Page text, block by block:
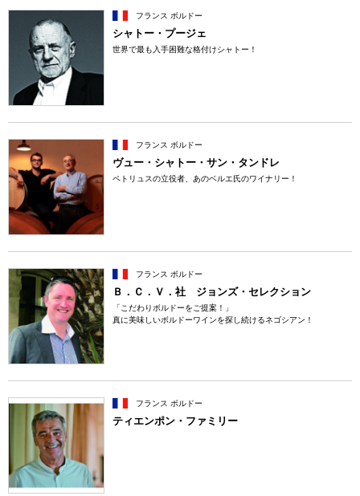
フランス ボルドー
シャトー・プージェ
世界で最も入手困難な格付けシャトー！
フランス ボルドー
ヴュー・シャトー・サン・タンドレ
ペトリュスの立役者、あのベルエ氏のワイナリー！
フランス ボルドー
Ｂ．Ｃ．Ｖ．社 ジョンズ・セレクション
「こだわりボルドーをご提案！」
真に美味しいボルドーワインを探し続けるネゴシアン！
フランス ボルドー
ティエンポン・ファミリー